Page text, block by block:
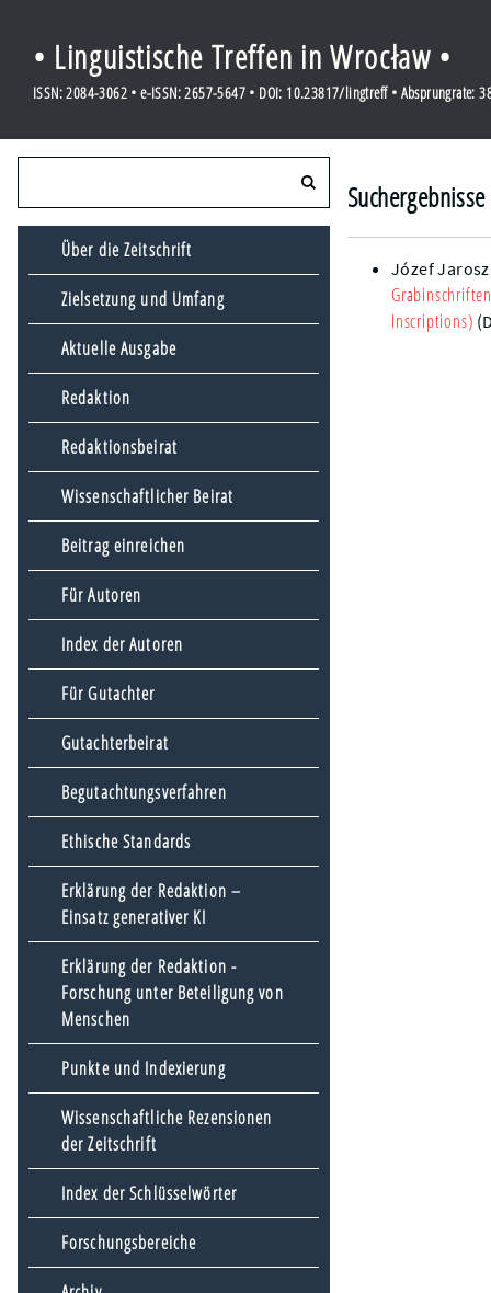
• Linguistische Treffen in Wrocław •
ISSN: 2084-3062 • e-ISSN: 2657-5647 • DOI: 10.23817/lingtreff • Absprungrate:
Über die Zeitschrift
Zielsetzung und Umfang
Aktuelle Ausgabe
Redaktion
Redaktionsbeirat
Wissenschaftlicher Beirat
Beitrag einreichen
Für Autoren
Index der Autoren
Für Gutachter
Gutachterbeirat
Begutachtungsverfahren
Ethische Standards
Erklärung der Redaktion –
Einsatz generativer KI
Erklärung der Redaktion -
Forschung unter Beteiligung von
Menschen
Punkte und Indexierung
Wissenschaftliche Rezensionen
der Zeitschrift
Index der Schlüsselwörter
Forschungsbereiche
Józef Jarosz
Inscriptions)